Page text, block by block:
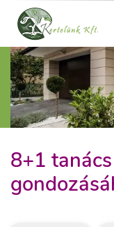
8+1